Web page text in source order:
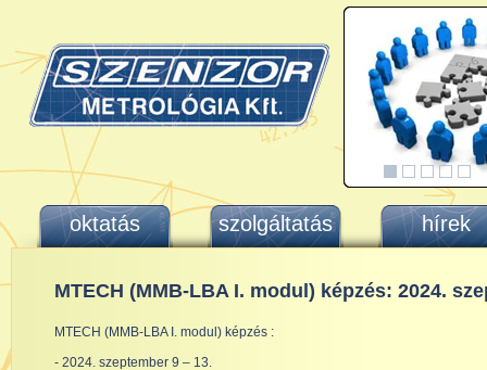
oktatás szolgáltatás hírek
MTECH (MMB-LBA I. modul) képzés: 2024.
MTECH (MMB-LBA I. modul) képzés :
- 2024. szeptember 9 – 13.